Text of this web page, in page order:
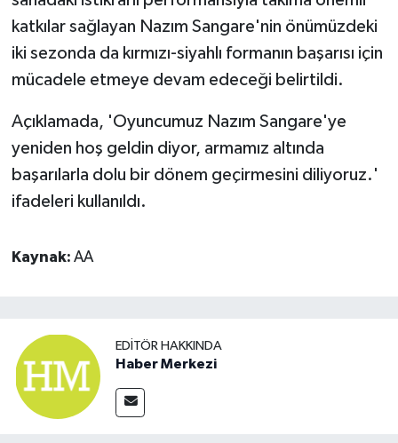
katkılar sağlayan Nazım Sangare'nin önümüzdeki
iki sezonda da kırmızı-siyahlı formanın başarısı için
mücadele etmeye devam edeceği belirtildi.
Açıklamada, 'Oyuncumuz Nazım Sangare'ye
yeniden hoş geldin diyor, armamız altında
başarılarla dolu bir dönem geçirmesini diliyoruz.'
ifadeleri kullanıldı.
Kaynak: AA
EDITÖR HAKKINDA
Haber Merkezi